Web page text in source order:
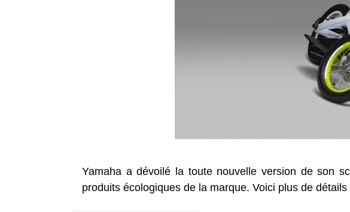
Yamaha a dévoilé la toute nouvelle version de son
produits écologiques de la marque. Voici plus de